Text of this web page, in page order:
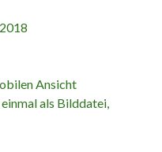
Ansicht
als Bilddatei,